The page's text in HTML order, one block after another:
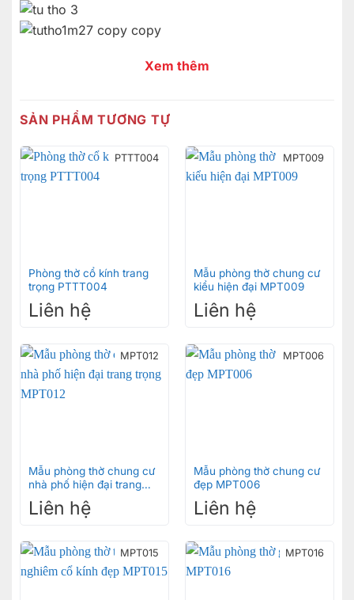
Xem thêm
SẢN PHẨM TƯƠNG TỰ
PTTT004
Phòng thờ cổ kính trang
trọng PTTT004
Liên hệ
MPT009
Mẫu phòng thờ chung cư
kiểu hiện đại MPT009
Liên hệ
MPT012
Mẫu phòng thờ chung cư
nhà phố hiện đại trang
trọng MPT012
Liên hệ
MPT006
Mẫu phòng thờ chung cư
đẹp MPT006
Liên hệ
MPT015 MPT016